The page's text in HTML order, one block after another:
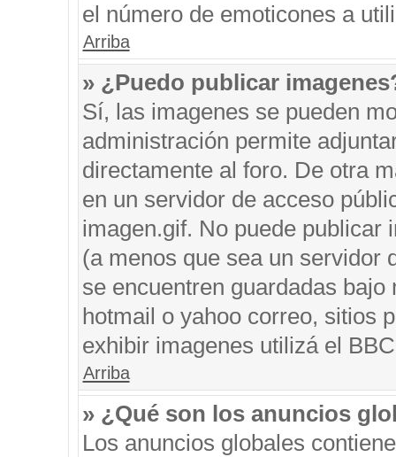
el número de emoticones a
Arriba
» ¿Puedo publicar
Sí, las imagenes se pueden
administración permite
directamente al foro. De otra
en un servidor de acceso
imagen.gif. No puede publicar
(a menos que sea un servidor
se encuentren guardadas
hotmail o yahoo correo, sitios
exhibir imagenes utilizá el
Arriba
» ¿Qué son los anuncios
Los anuncios globales